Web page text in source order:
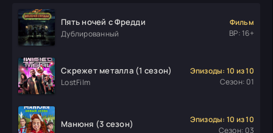
Пять ночей с Фредди
Дублированный
Фильм
ВР: 16+
Скрежет металла (1 сезон)
LostFilm
Эпизоды: 10 из 10
Сезон: 01
Манюня (3 сезон)
Эпизоды: 10 из 10
Сезон: 03